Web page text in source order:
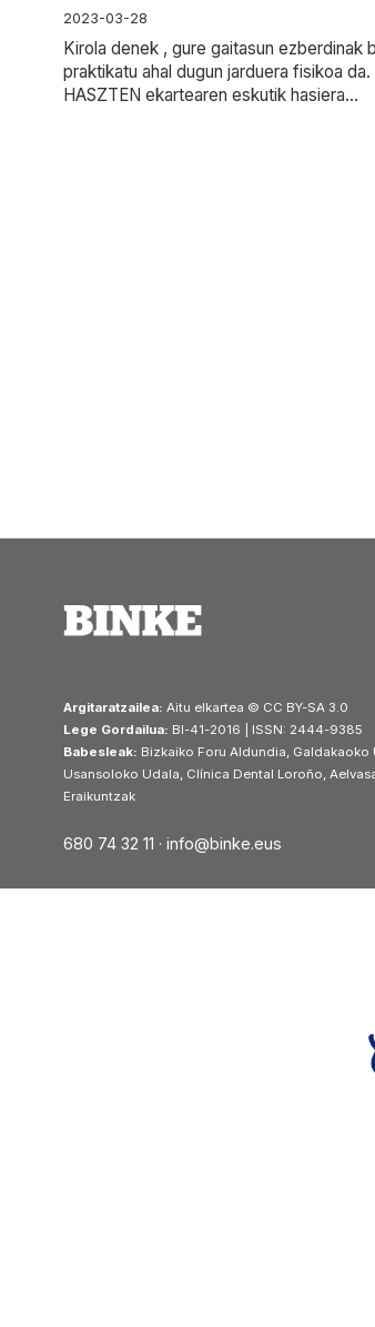
2023-03-28
Kirola denek , gure gaitasun ezberdinak
praktikatu ahal dugun jarduera fisikoa da.
HASZTEN ekartearen eskutik hasiera...
Argitaratzailea: Aitu elkartea © CC BY-SA 3.0
Lege Gordailua: BI-41-2016 | ISSN: 2444-9385
Babesleak: Bizkaiko Foru Aldundia, Galdakaoko
Usansoloko Udala, Clínica Dental Loroño,
Eraikuntzak
680 74 32 11 · info@binke.eus